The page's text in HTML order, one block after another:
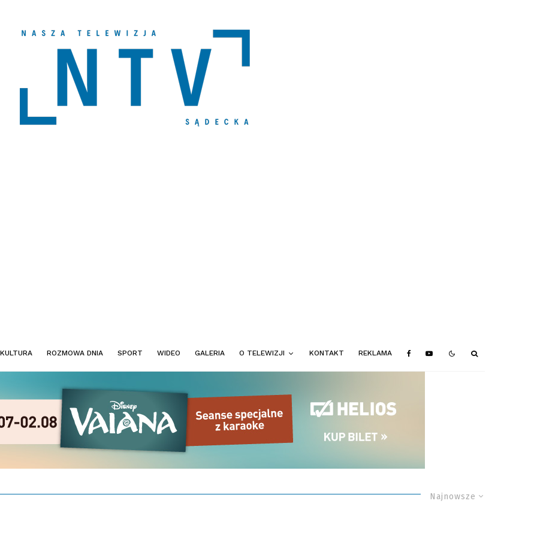
KULTURA ROZMOWA DNIA SPORT WIDEO GALERIA O TELEWIZJI KONTAKT REKLAMA
Najnowsze